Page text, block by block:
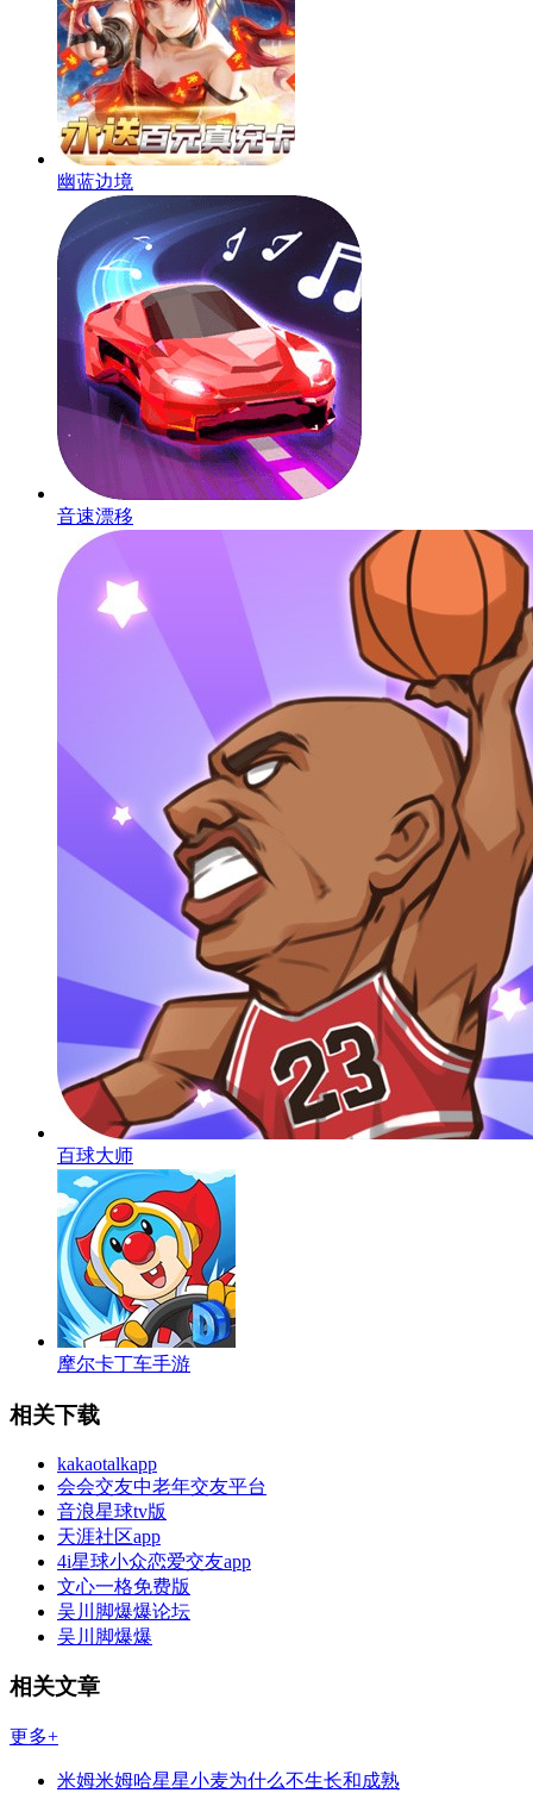
幽蓝边境
音速漂移
百球大师
摩尔卡丁车手游
相关下载
kakaotalkapp
会会交友中老年交友平台
音浪星球tv版
天涯社区app
4i星球小众恋爱交友app
文心一格免费版
吴川脚爆爆论坛
吴川脚爆爆
相关文章
更多+
米姆米姆哈星星小麦为什么不生长和成熟